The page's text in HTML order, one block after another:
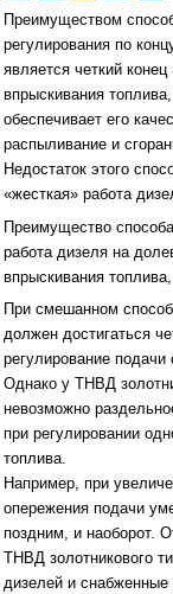
Преимуществом
регулирования по
является четкий конец
впрыскивания
обеспечивает его
распыливание и
Недостаток этого
«жесткая» работа
Преимущество
работа дизеля на
впрыскивания
При смешанном
должен достигаться
регулирование
Однако у ТНВД
невозможно
при регулировании
топлива.
Например, при
опережения подачи
поздним, и наоборот.
ТНВД золотникового
дизелей и снабженные